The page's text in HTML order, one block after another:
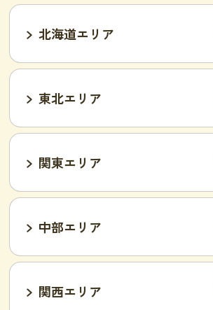
北海道エリア
東北エリア
仙台泉店
関東エリア
大宮店
中部エリア
関西エリア